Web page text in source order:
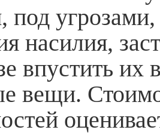
под
насилия,
впустить их
вещи.